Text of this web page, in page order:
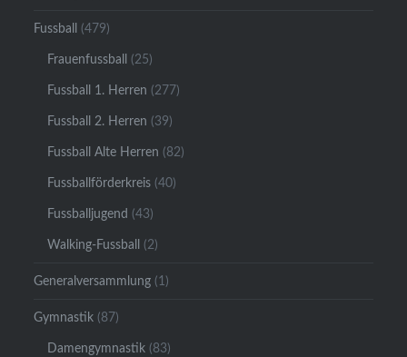
Fussball (479)
Frauenfussball (25)
Fussball 1. Herren (277)
Fussball 2. Herren (39)
Fussball Alte Herren (82)
Fussballförderkreis (40)
Fussballjugend (43)
Walking-Fussball (2)
Generalversammlung (1)
Gymnastik (87)
Damengymnastik (83)